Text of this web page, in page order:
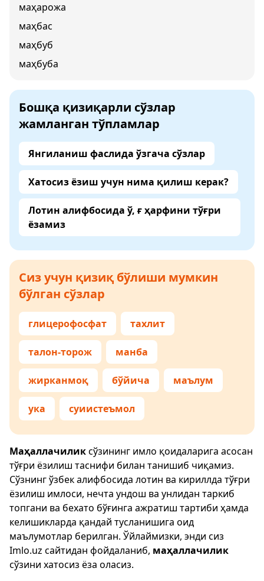
маҳарожа
маҳбас
маҳбуб
маҳбуба
Бошқа қизиқарли сўзлар
жамланган тўпламлар
Янгиланиш фаслида ўзгача сўзлар
Хатосиз ёзиш учун нима қилиш керак?
Лотин алифбосида ў, ғ ҳарфини тўғри
ёзамиз
Сиз учун қизиқ бўлиши мумкин
бўлган сўзлар
глицерофосфат тахлит
талон-торож манба
жирканмоқ бўйича маълум
ука суиистеъмол
Маҳаллачиликсўзининг имло қоидаларига асосан
тўғри ёзилиш таснифи билан танишиб чиқамиз.
Сўзнинг ўзбек алифбосида лотин ва кириллда тўғри
ёзилиш имлоси, нечта ундош ва унлидан таркиб
топгани ва бехато бўғинга ажратиш тартиби ҳамда
келишикларда қандай тусланишига оид
маълумотлар берилган. Ўйлаймизки, энди сиз
Imlo.uz сайтидан фойдаланиб, маҳаллачилик
сўзини хатосиз ёза оласиз.